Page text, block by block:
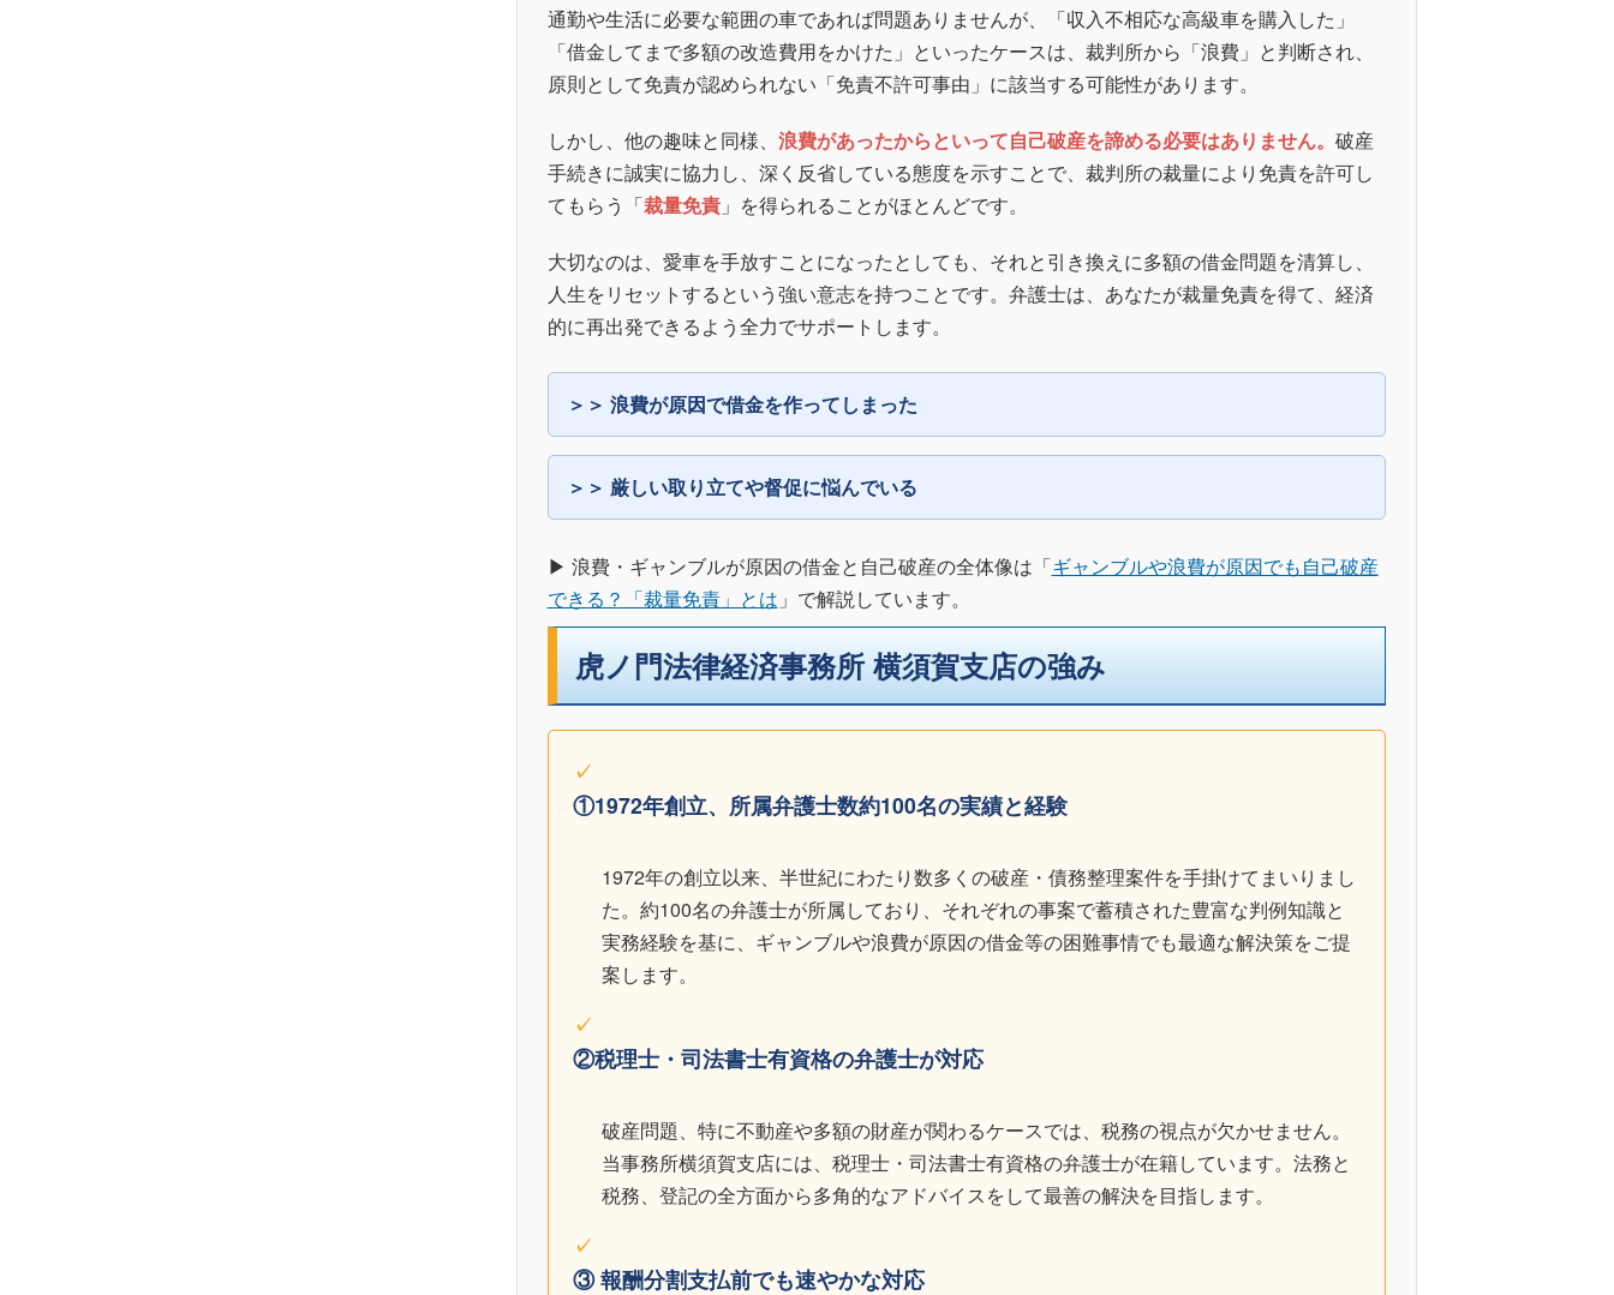
通勤や生活に必要な範囲の車であれば問題ありませんが、「収入不相応な高級車を購入した」
「借金してまで多額の改造費用をかけた」といったケースは、裁判所から「浪費」と判断され、
原則として免責が認められない「免責不許可事由」に該当する可能性があります。
しかし、他の趣味と同様、 浪費があったからといって自己破産を諦める必要はありません。 破産
手続きに誠実に協力し、深く反省している態度を示すことで、裁判所の裁量により免責を許可し
てもらう「裁量免責」を得られることがほとんどです。
大切なのは、愛車を手放すことになったとしても、それと引き換えに多額の借金問題を清算し、
人生をリセットするという強い意志を持つことです。弁護士は、あなたが裁量免責を得て、経済
的に再出発できるよう全力でサポートします。
浪費が原因で借金を作ってしまった
厳しい取り立てや督促に悩んでいる
▶ 浪費・ギャンブルが原因の借金と自己破産の全体像は「ギャンブルや浪費が原因でも自己破産
できる？「裁量免責」とは 」で解説しています。
虎ノ門法律経済事務所 横須賀支店の強み
①1972年創立、所属弁護士数約100名の実績と経験
1972年の創立以来、半世紀にわたり数多くの破産・債務整理案件を手掛けてまいりまし
た。約100名の弁護士が所属しており、それぞれの事案で蓄積された豊富な判例知識と
実務経験を基に、ギャンブルや浪費が原因の借金等の困難事情でも最適な解決策をご提
案します。
②税理士・司法書士有資格の弁護士が対応
破産問題、特に不動産や多額の財産が関わるケースでは、税務の視点が欠かせません。
当事務所横須賀支店には、税理士・司法書士有資格の弁護士が在籍しています。法務と
税務、登記の全方面から多角的なアドバイスをして最善の解決を目指します。
③ 報酬分割支払前でも速やかな対応